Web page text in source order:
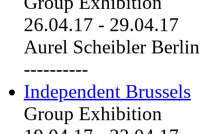
26.04.17 - 29.04.17
Aurel Scheibler Berlin
----------
Independent Brussels
Group Exhibition